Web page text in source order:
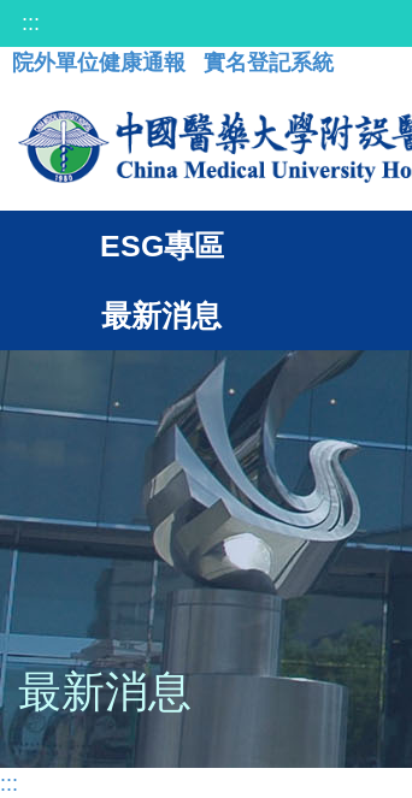
:::
院外單位健康通報
實名登記系統
ESG專區
最新消息
最新消息
:::